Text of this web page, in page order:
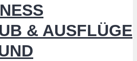
& AUSFLÜGE